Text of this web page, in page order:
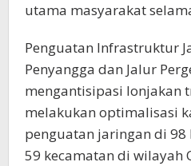
utama masyarakat
Penguatan Infrastruktur
Penyangga dan Jalur
mengantisipasi lonjakan
melakukan optimalisasi
penguatan jaringan di 98
59 kecamatan di wilayah